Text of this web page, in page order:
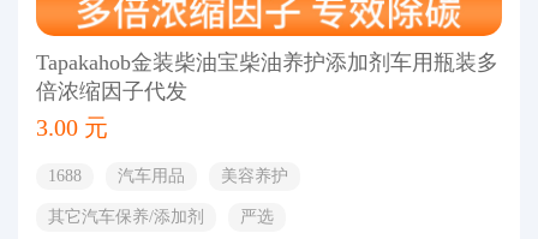
Tapakahob金装柴油宝柴油养护添加剂车用瓶装多
倍浓缩因子代发
3.00 元
1688 汽车用品 美容养护
其它汽车保养/添加剂
严选